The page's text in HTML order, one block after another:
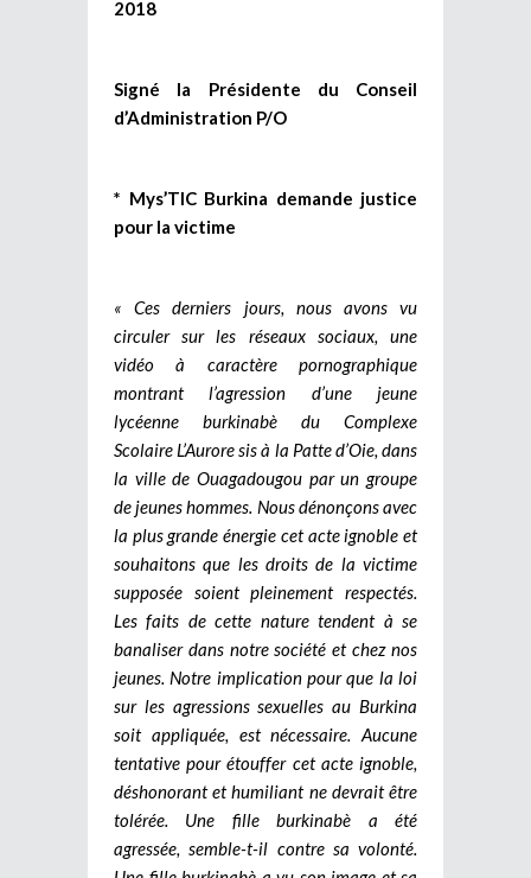
2018
Signé la Présidente du Conseil
d’Administration P/O
* Mys’TIC Burkina demande justice
pour la victime
« Ces derniers jours, nous avons vu
circuler sur les réseaux sociaux, une
vidéo à caractère pornographique
montrant l’agression d’une jeune
lycéenne burkinabè du Complexe
Scolaire L’Aurore sis à la Patte d’Oie, dans
la ville de Ouagadougou par un groupe
de jeunes hommes. Nous dénonçons avec
la plus grande énergie cet acte ignoble et
souhaitons que les droits de la victime
supposée soient pleinement respectés.
Les faits de cette nature tendent à se
banaliser dans notre société et chez nos
jeunes. Notre implication pour que la loi
sur les agressions sexuelles au Burkina
soit appliquée, est nécessaire. Aucune
tentative pour étouffer cet acte ignoble,
déshonorant et humiliant ne devrait être
tolérée. Une fille burkinabè a été
agressée, semble-t-il contre sa volonté.